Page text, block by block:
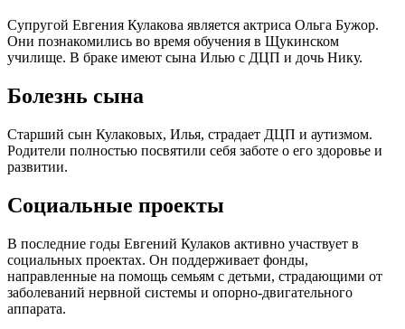
Супругой Евгения Кулакова является актриса Ольга Бужор.
Они познакомились во время обучения в Щукинском
училище. В браке имеют сына Илью с ДЦП и дочь Нику.
Болезнь сына
Старший сын Кулаковых, Илья, страдает ДЦП и аутизмом.
Родители полностью посвятили себя заботе о его здоровье и
развитии.
Социальные проекты
В последние годы Евгений Кулаков активно участвует в
социальных проектах. Он поддерживает фонды,
направленные на помощь семьям с детьми, страдающими от
заболеваний нервной системы и опорно-двигательного
аппарата.